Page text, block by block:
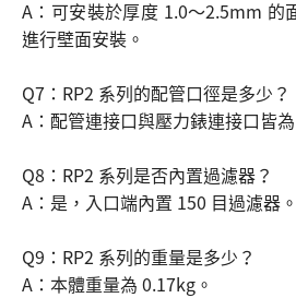
A：可安裝於厚度 1.0～2.5mm 的
進行壁面安裝。
Q7：RP2 系列的配管口徑是多少？
A：配管連接口與壓力錶連接口皆
Q8：RP2 系列是否內置過濾器？
A：是，入口端內置 150 目過濾器。
Q9：RP2 系列的重量是多少？
A：本體重量為 0.17kg。